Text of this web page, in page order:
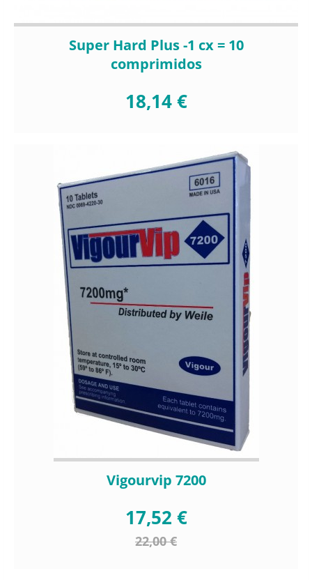
Super Hard Plus -1 cx = 10
comprimidos
18,14 €
Vigourvip 7200
17,52 €
22,00 €